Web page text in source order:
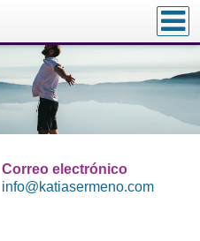
y Crecimiento
Correo electrónico
info@katiasermeno.com